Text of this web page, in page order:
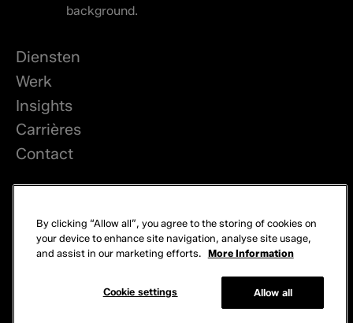
Diensten
Werk
Insights
Carrières
Contact
© 2026 Brand Potential. Alle rechten voorbehouden.
Privacy
Cookies
By clicking “Allow all”, you agree to the storing of cookies on
your device to enhance site navigation, analyse site usage,
and assist in our marketing efforts. More Information
Cookie settings Allow all